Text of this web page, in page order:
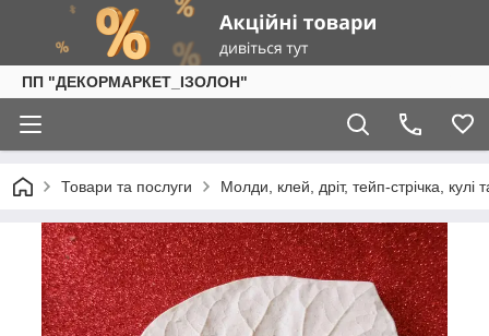
ПП "ДЕКОРМАРКЕТ_ІЗОЛОН"
Товари та послуги Молди, клей, дріт, тейп-стрічка, кулі